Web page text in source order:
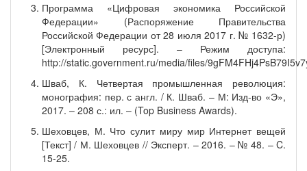
Программа «Цифровая экономика Российской
Федерации» (Распоряжение Правительства
Российской Федерации от 28 июля 2017 г. № 1632-р)
[Электронный ресурс]. – Режим доступа:
http://static.government.ru/media/files/
Шваб, К. Четвертая промышленная революция:
монография: пер. с англ. / К. Шваб. – М: Изд-во «Э»,
2017. – 208 с.: ил. – (Top Business Awards).
Шеховцев, М. Что сулит миру мир Интернет вещей
[Текст] / М. Шеховцев // Эксперт. – 2016. – № 48. – C.
15-25.